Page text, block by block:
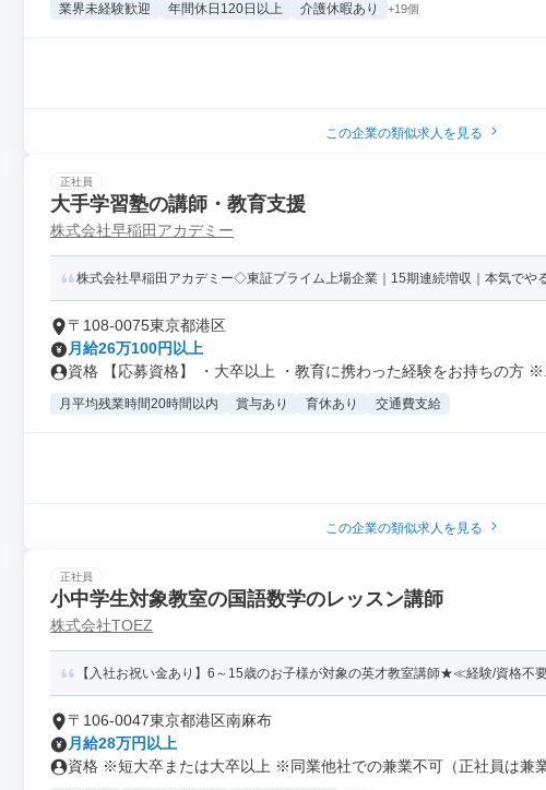
業界未経験歓迎 年間休日120日以上 介護休暇あり +19個
この企業の類似求人を見る
正社員
大手学習塾の講師・教育支援
株式会社早稲田アカデミー
株式会社早稲田アカデミー◇東証プライム上場企業｜15期連続増収｜本気でや
〒108-0075東京都港区
月給26万100円以上
資格 【応募資格】 ・大卒以上 ・教育に携わった経験をお持ちの方
月平均残業時間20時間以内 賞与あり 育休あり 交通費支給
この企業の類似求人を見る
正社員
小中学生対象教室の国語数学のレッスン講師
株式会社TOEZ
【入社お祝い金あり】6～15歳のお子様が対象の英才教室講師★≪経験/資格不
〒106-0047東京都港区南麻布
月給28万円以上
資格 ※短大卒または大卒以上 ※同業他社での兼業不可（正社員は兼